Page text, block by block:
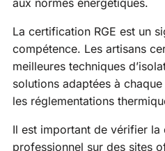
aux normes énergétiques.
La certification RGE est un
compétence. Les artisans
meilleures techniques
solutions adaptées à
les réglementations
Il est important de vérifier la
professionnel sur des sites